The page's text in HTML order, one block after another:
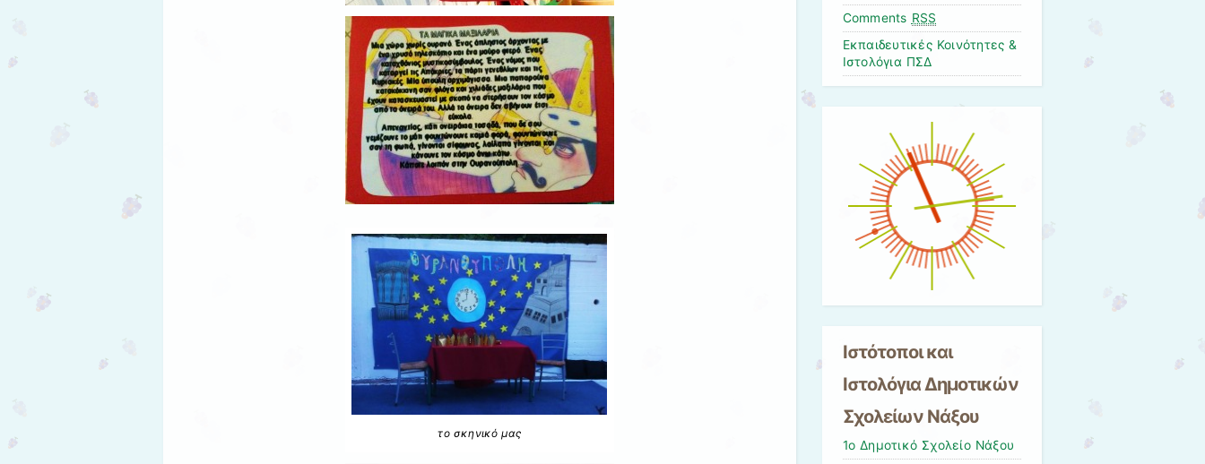
το σκηνικό μας
Comments RSS
Εκπαιδευτικές Κοινότητες &
Ιστολόγια ΠΣΔ
Ιστότοποι και
Ιστολόγια Δημοτικών
Σχολείων Νάξου
1ο Δημοτικό Σχολείο Νάξου